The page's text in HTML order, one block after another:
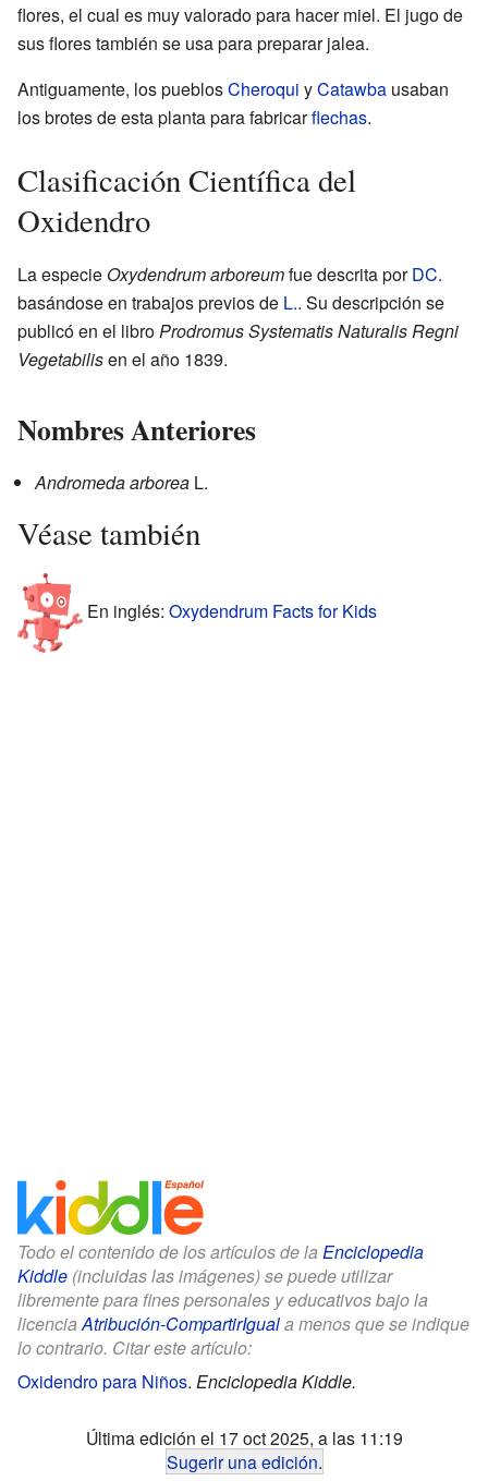
flores, el cual es muy valorado para hacer miel. El jugo de
sus flores también se usa para preparar jalea.
Antiguamente, los pueblosCheroqui yCatawba usaban
los brotes de esta planta para fabricarflechas.
Clasificación Científica del
Oxidendro
La especie Oxydendrum arboreumfue descrita porDC.
basándose en trabajos previos de L.. Su descripción se
publicó en el libroProdromus Systematis Naturalis Regni
Vegetabilisen el año 1839.
Nombres Anteriores
Andromeda arborea L.
Véase también
En inglés: Oxydendrum Facts for Kids
Todo el contenido de los artículos de la Enciclopedia
Kiddle (incluidas las imágenes) se puede utilizar
libremente para fines personales y educativos bajo la
licenciaAtribución-CompartirIguala menos que se indique
lo contrario. Citar este artículo:
Oxidendro para Niños. Enciclopedia Kiddle.
Última edición el 17 oct 2025, a las 11:19
Sugerir una edición.